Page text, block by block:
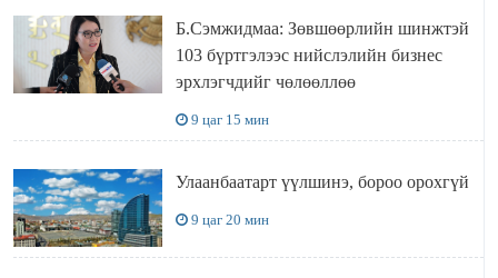
Б.Сэмжидмаа: Зөвшөөрлийн шинжтэй
103 бүртгэлээс нийслэлийн бизнес
эрхлэгчдийг чөлөөллөө
9 цаг 15 мин
Улаанбаатарт үүлшинэ, бороо орохгүй
9 цаг 20 мин